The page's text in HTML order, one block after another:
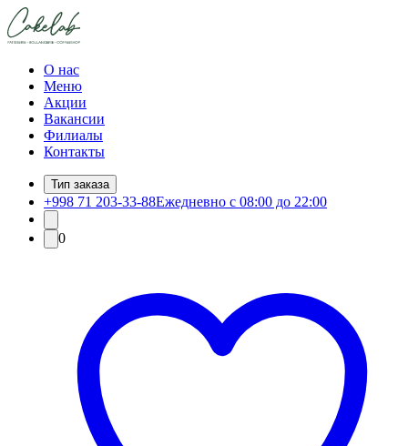
О нас
Меню
Акции
Вакансии
Филиалы
Контакты
Тип заказа
+998 71 203-33-88Ежедневно с 08:00 до 22:00
0